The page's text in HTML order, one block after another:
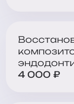
4 000 ₽